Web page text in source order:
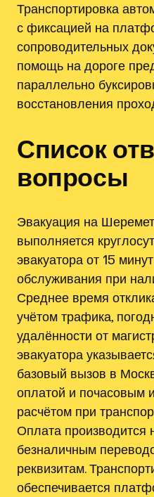
Транспортировка
с фиксацией на
сопроводительных
помощь на дороге
параллельно
восстановления
Список
вопросы
Эвакуация на
выполняется
эвакуатора от 15
обслуживания при
Среднее время
учётом трафика,
удалённости от
эвакуатора
базовый вызов в
оплатой и почасовым
расчётом при
Оплата производится
безналичным
реквизитам.
обеспечивается